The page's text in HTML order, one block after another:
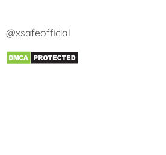
@xsafeofficial